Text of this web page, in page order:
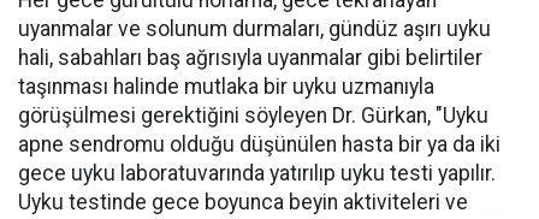
uyanmalar ve solunum durmaları, gündüz aşırı uyku
hali, sabahları baş ağrısıyla uyanmalar gibi belirtiler
taşınması halinde mutlaka bir uyku uzmanıyla
görüşülmesi gerektiğini söyleyen Dr. Gürkan, "Uyku
apne sendromu olduğu düşünülen hasta bir ya da iki
gece uyku laboratuvarında yatırılıp uyku testi yapılır.
Uyku testinde gece boyunca beyin aktiviteleri ve